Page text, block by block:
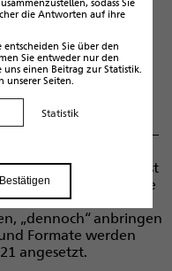
als verdienten
fehlt auch hier der
und
der Vorstand trifft
die vielen
nicht
wir mit Corona
länger leben müssen –
wenn wir den
dürfen. Daher ist
wie der VBS seine
den direkten,
„dennoch“ anbringen
Formate werden
angesetzt.
die Antworten auf ihre
Sie über den
Sie entweder nur den
einen Beitrag zur Statistik.
unserer Seiten.
Statistik